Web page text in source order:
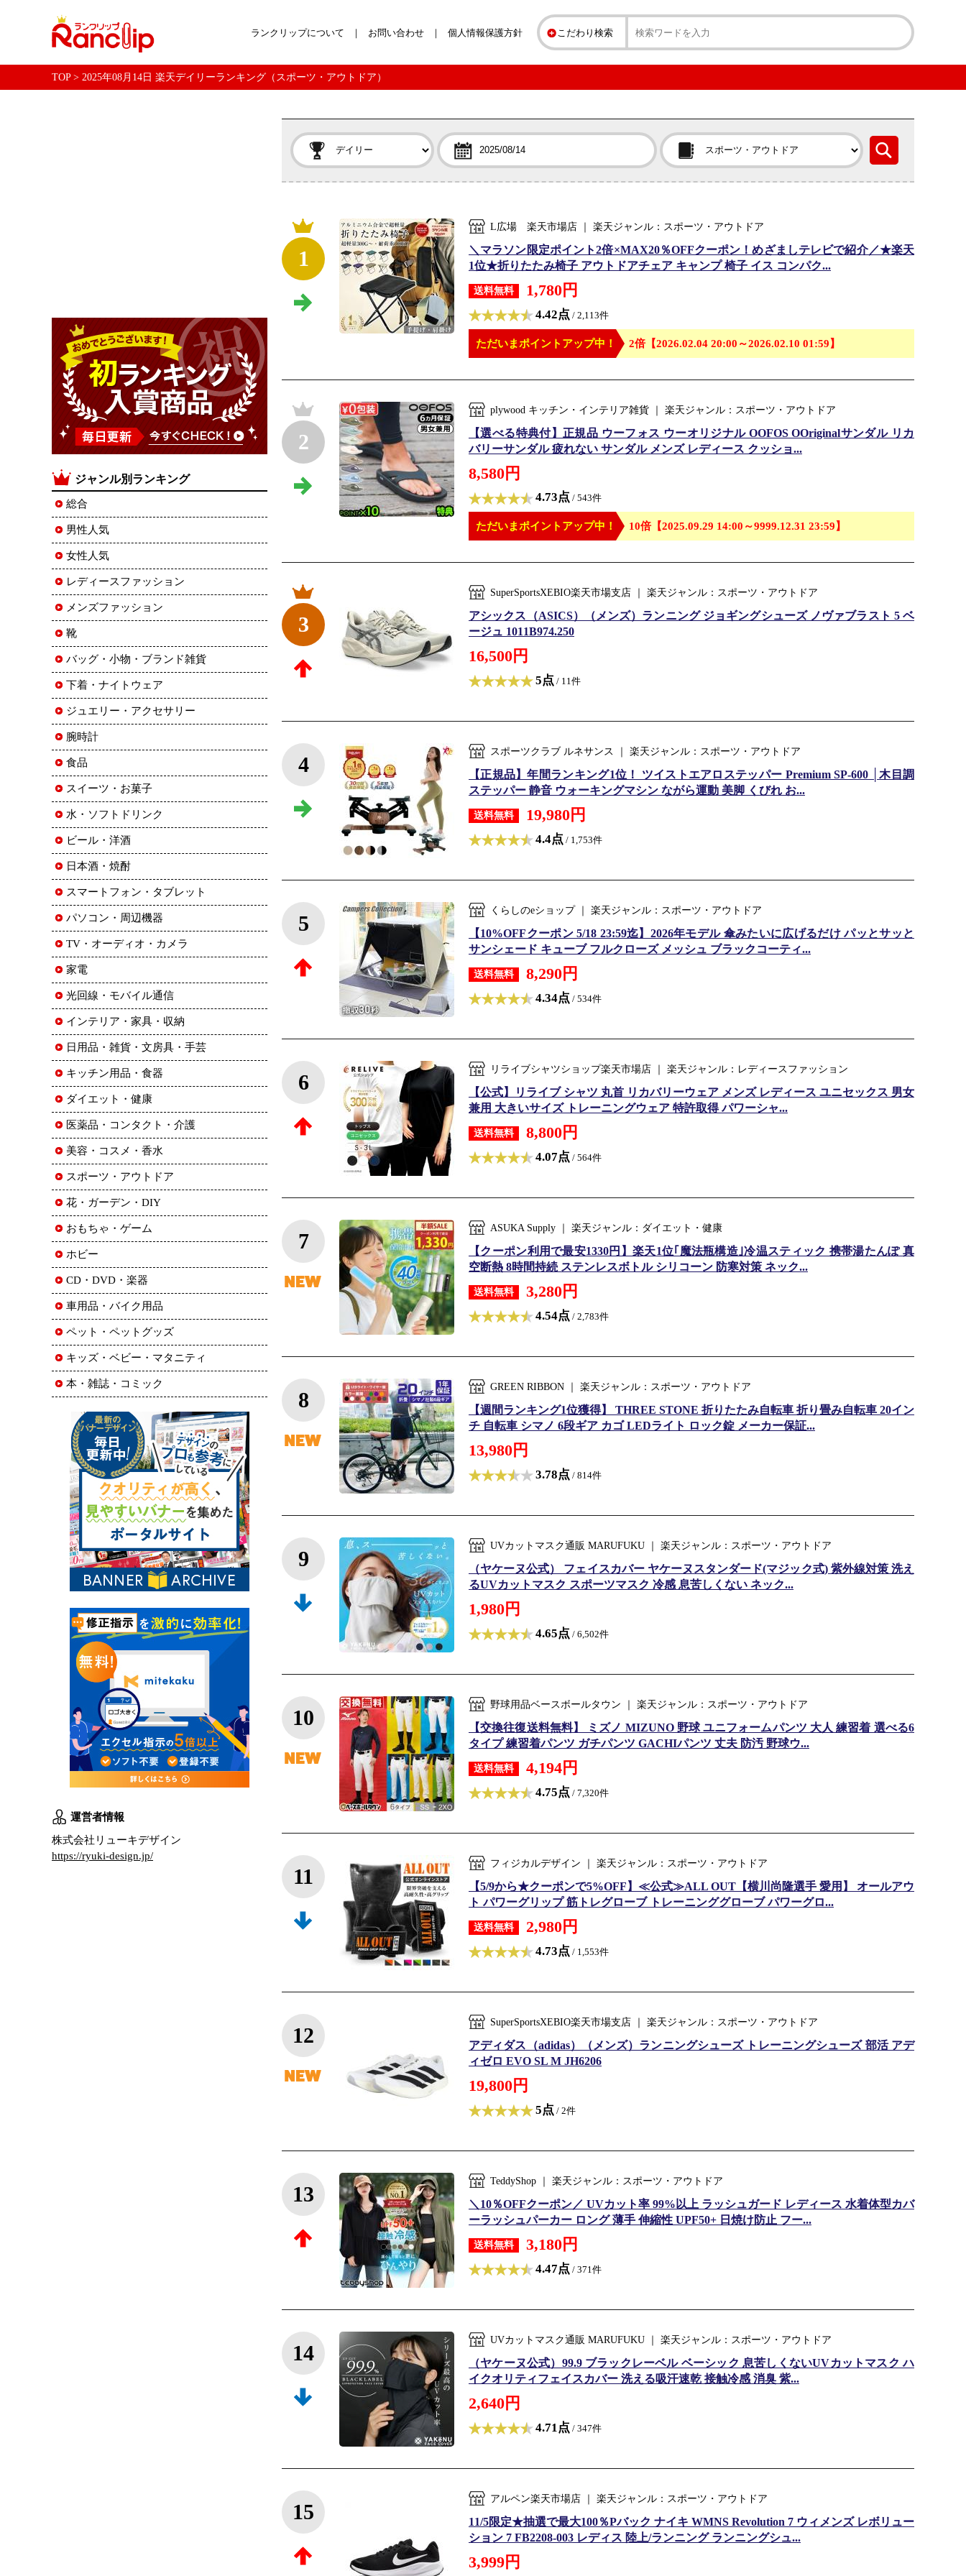
こだわり検索
ランクリップについて お問い合わせ 個人情報保護方針
TOP> 2025年08月14日 楽天デイリーランキング（スポーツ・アウトドア）
1
L広場 楽天市場店 ｜ 楽天ジャンル：スポーツ・アウトドア
＼マラソン限定ポイント2倍×MAX20％OFFクーポン！めざましテレビで紹介／★楽天
1位★折りたたみ椅子 アウトドアチェア キャンプ 椅子 イス コンパク...
送料無料 1,780円
4.42点 / 2,113件
ただいまポイントアップ中！ 2倍【2026.02.04 20:00～2026.02.10 01:59】
2
plywood キッチン・インテリア雑貨 ｜ 楽天ジャンル：スポーツ・アウトドア
【選べる特典付】正規品 ウーフォス ウーオリジナル OOFOS OOriginalサンダル リカ
バリーサンダル 疲れない サンダル メンズ レディース クッショ...
8,580円
4.73点 / 543件
ただいまポイントアップ中！ 10倍【2025.09.29 14:00～9999.12.31 23:59】
3
SuperSportsXEBIO楽天市場支店 ｜ 楽天ジャンル：スポーツ・アウトドア
アシックス（ASICS）（メンズ）ランニング ジョギングシューズ ノヴァブラスト 5 ベ
ージュ 1011B974.250
16,500円
5点 / 11件
4
スポーツクラブ ルネサンス ｜ 楽天ジャンル：スポーツ・アウトドア
【正規品】年間ランキング1位！ ツイストエアロステッパー Premium SP-600 │木目調
ステッパー 静音 ウォーキングマシン ながら運動 美脚 くびれ お...
送料無料 19,980円
4.4点 / 1,753件
5
くらしのeショップ ｜ 楽天ジャンル：スポーツ・アウトドア
【10%OFFクーポン 5/18 23:59迄】2026年モデル 傘みたいに広げるだけ パッとサッと
サンシェード キューブ フルクローズ メッシュ ブラックコーティ...
送料無料 8,290円
4.34点 / 534件
6
リライブシャツショップ楽天市場店 ｜ 楽天ジャンル：レディースファッション
【公式】リライブ シャツ 丸首 リカバリーウェア メンズ レディース ユニセックス 男女
兼用 大きいサイズ トレーニングウェア 特許取得 パワーシャ...
送料無料 8,800円
4.07点 / 564件
7
ASUKA Supply ｜ 楽天ジャンル：ダイエット・健康
【クーポン利用で最安1330円】楽天1位｢魔法瓶構造｣冷温スティック 携帯湯たんぽ 真
空断熱 8時間持続 ステンレスボトル シリコーン 防寒対策 ネック...
送料無料 3,280円
4.54点 / 2,783件
8
GREEN RIBBON ｜ 楽天ジャンル：スポーツ・アウトドア
【週間ランキング1位獲得】 THREE STONE 折りたたみ自転車 折り畳み自転車 20イン
チ 自転車 シマノ 6段ギア カゴ LEDライト ロック錠 メーカー保証...
13,980円
3.78点 / 814件
9
UVカットマスク通販 MARUFUKU ｜ 楽天ジャンル：スポーツ・アウトドア
（ヤケーヌ公式） フェイスカバー ヤケーヌスタンダード(マジック式) 紫外線対策 洗え
るUVカットマスク スポーツマスク 冷感 息苦しくない ネック...
1,980円
4.65点 / 6,502件
10
野球用品ベースボールタウン ｜ 楽天ジャンル：スポーツ・アウトドア
【交換往復送料無料】 ミズノ MIZUNO 野球 ユニフォームパンツ 大人 練習着 選べる6
タイプ 練習着パンツ ガチパンツ GACHIパンツ 丈夫 防汚 野球ウ...
送料無料 4,194円
4.75点 / 7,320件
11
フィジカルデザイン ｜ 楽天ジャンル：スポーツ・アウトドア
【5/9から★クーポンで5%OFF】≪公式≫ALL OUT【横川尚隆選手 愛用】 オールアウ
ト パワーグリップ 筋トレグローブ トレーニンググローブ パワーグロ...
送料無料 2,980円
4.73点 / 1,553件
12
SuperSportsXEBIO楽天市場支店 ｜ 楽天ジャンル：スポーツ・アウトドア
アディダス（adidas）（メンズ）ランニングシューズ トレーニングシューズ 部活 アデ
ィゼロ EVO SL M JH6206
19,800円
5点 / 2件
13
TeddyShop ｜ 楽天ジャンル：スポーツ・アウトドア
＼10％OFFクーポン／ UVカット率 99%以上 ラッシュガード レディース 水着体型カバ
ーラッシュパーカー ロング 薄手 伸縮性 UPF50+ 日焼け防止 フー...
送料無料 3,180円
4.47点 / 371件
14
UVカットマスク通販 MARUFUKU ｜ 楽天ジャンル：スポーツ・アウトドア
（ヤケーヌ公式）99.9 ブラックレーベル ベーシック 息苦しくないUVカットマスク ハ
イクオリティフェイスカバー 洗える吸汗速乾 接触冷感 消臭 紫...
2,640円
4.71点 / 347件
15
アルペン楽天市場店 ｜ 楽天ジャンル：スポーツ・アウトドア
11/5限定★抽選で最大100％Pバック ナイキ WMNS Revolution 7 ウィメンズ レボリュー
ション 7 FB2208-003 レディス 陸上/ランニング ランニングシュ...
3,999円
ジャンル別ランキング
総合
男性人気
女性人気
レディースファッション
メンズファッション
靴
バッグ・小物・ブランド雑貨
下着・ナイトウェア
ジュエリー・アクセサリー
腕時計
食品
スイーツ・お菓子
水・ソフトドリンク
ビール・洋酒
日本酒・焼酎
スマートフォン・タブレット
パソコン・周辺機器
TV・オーディオ・カメラ
家電
光回線・モバイル通信
インテリア・家具・収納
日用品・雑貨・文房具・手芸
キッチン用品・食器
ダイエット・健康
医薬品・コンタクト・介護
美容・コスメ・香水
スポーツ・アウトドア
花・ガーデン・DIY
おもちゃ・ゲーム
ホビー
CD・DVD・楽器
車用品・バイク用品
ペット・ペットグッズ
キッズ・ベビー・マタニティ
本・雑誌・コミック
運営者情報
株式会社リューキデザイン
https://ryuki-design.jp/